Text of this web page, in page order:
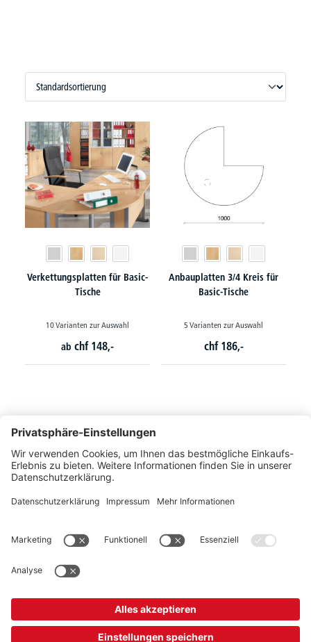
Verkettungsplatten für Basic-
Tische
10 Varianten zur Auswahl
ab chf 148,-
Anbauplatten 3/4 Kreis für
Basic-Tische
5 Varianten zur Auswahl
chf 186,-
Montags bis Freitags von 08:30 - 17:00 Uhr
+41 44 240 / 11 55
+41 44 240 / 11 57
info@office-trade.ch
vergleichbare Institutionen.